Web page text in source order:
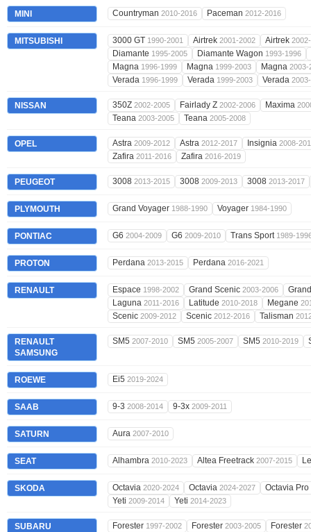
MINI Countryman 2010-2016 Paceman 2012-2016
MITSUBISHI 3000 GT 1990-2001 Airtrek 2001-2002 Airtrek
Diamante 1995-2005 Diamante Wagon 1993-1996
Magna 1996-1999 Magna 1999-2003 Magna 2003-
Verada 1996-1999 Verada 1999-2003 Verada
NISSAN 350Z 2002-2005 Fairlady Z 2002-2006 Maxima
Teana 2003-2005 Teana 2005-2008
OPEL Astra 2009-2012 Astra 2012-2017 Insignia 2008-
Zafira 2011-2016 Zafira 2016-2019
PEUGEOT 3008 2013-2015 3008 2009-2013 3008 2013-2017
PLYMOUTH Grand Voyager 1988-1990 Voyager 1984-1990
PONTIAC G6 2004-2009 G6 2009-2010 Trans Sport 1989-
PROTON Perdana 2013-2015 Perdana 2016-2021
RENAULT Espace 1998-2002 Grand Scenic 2003-2006
Laguna 2011-2016 Latitude 2010-2018 Megane
Scenic 2009-2012 Scenic 2012-2016 Talisman
RENAULT
SAMSUNG
SM5 2007-2010 SM5 2005-2007 SM5 2010-2019
ROEWE Ei5 2019-2024
SAAB 9-3 2008-2014 9-3x 2009-2011
SATURN Aura 2007-2010
SEAT Alhambra 2010-2023 Altea Freetrack 2007-2015
SKODA Octavia 2020-2024 Octavia 2024-2027
Octavia Pro
Yeti 2009-2014 Yeti 2014-2023
SUBARU Forester 1997-2002 Forester 2003-2005 Forester